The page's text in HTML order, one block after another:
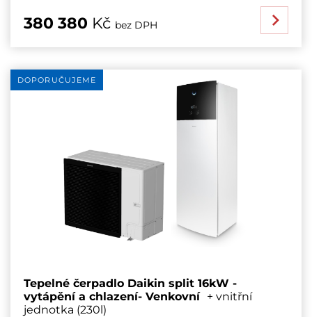
380 380 Kč bez DPH
DOPORUČUJEME
Tepelné čerpadlo Daikin split 16kW -
vytápění a chlazení- Venkovní + vnitřní
jednotka (230l)